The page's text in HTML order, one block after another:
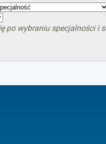
po wybraniu specjalności i